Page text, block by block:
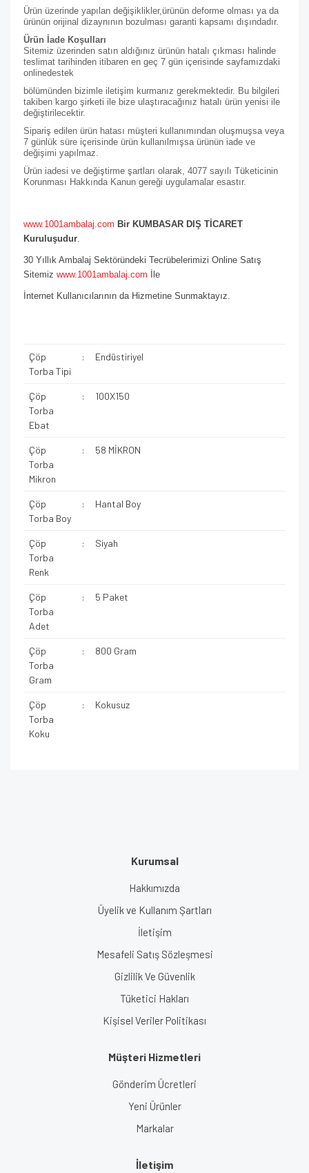
Ürün üzerinde yapılan değişiklikler,ürünün deforme olması ya da
ürünün orijinal dizaynının bozulması garanti kapsamı dışındadır.
Ürün İade Koşulları
Sitemiz üzerinden satın aldığınız ürünün hatalı çıkması halinde
teslimat tarihinden itibaren en geç 7 gün içerisinde sayfamızdaki
onlinedestek
bölümünden bizimle iletişim kurmanız gerekmektedir. Bu bilgileri
takiben kargo şirketi ile bize ulaştıracağınız hatalı ürün yenisi ile
değiştirilecektir.
Sipariş edilen ürün hatası müşteri kullanımından oluşmuşsa veya
7 günlük süre içerisinde ürün kullanılmışsa ürünün iade ve
değişimi yapılmaz.
Ürün iadesi ve değiştirme şartları olarak, 4077 sayılı Tüketicinin
Korunması Hakkında Kanun gereği uygulamalar esastır.
www.1001ambalaj.com Bir KUMBASAR DIŞ TİCARET
Kuruluşudur.
30 Yıllık Ambalaj Sektöründeki Tecrübelerimizi Online Satış
Sitemiz www.1001ambalaj.com İle
İnternet Kullanıcılarının da Hizmetine Sunmaktayız.
Çöp
Torba Tipi
: Endüstiriyel
Çöp
Torba
Ebat
: 100X150
Çöp
Torba
Mikron
: 58 MİKRON
Çöp
Torba Boy
: Hantal Boy
Çöp
Torba
Renk
: Siyah
Çöp
Torba
Adet
: 5 Paket
Çöp
Torba
Gram
: 800 Gram
Çöp
Torba
Koku
: Kokusuz
Kurumsal
Hakkımızda
Üyelik ve Kullanım Şartları
İletişim
Mesafeli Satış Sözleşmesi
Gizlilik Ve Güvenlik
Tüketici Hakları
Kişisel Veriler Politikası
Müşteri Hizmetleri
Gönderim Ücretleri
Yeni Ürünler
Markalar
İletişim